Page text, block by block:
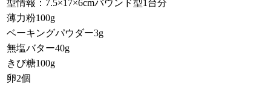
型情報：7.5×17×6cmパウンド型1台分
薄力粉100g
ベーキングパウダー3g
無塩バター40g
きび糖100g
卵2個